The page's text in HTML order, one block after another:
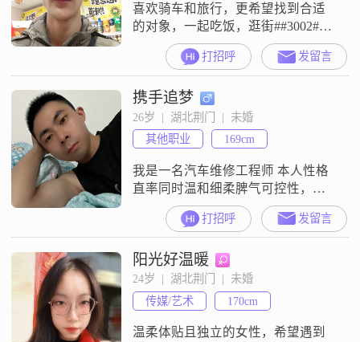
喜欢骑车和旅行，更希望找到合适
的对象，一起吃饭，逛街##3002##
看电影
打招呼 发留言
携手追梦
26岁  |  湖北荆门  |  未婚
其他职业
169cm
我是一名汽车维修工程师 本人性格
直率同时温和细柔脾气可控性，想
找一个年龄20-28岁有正式工作的女
生 最好是荆门及周边城市的
打招呼 发留言
阳光好温暖
24岁  |  湖北荆门  |  未婚
传媒/艺术
170cm
温柔体贴且独立的女性，希望遇到